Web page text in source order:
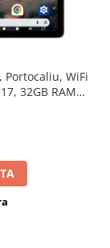
Portocaliu, WiFi
32GB RAM